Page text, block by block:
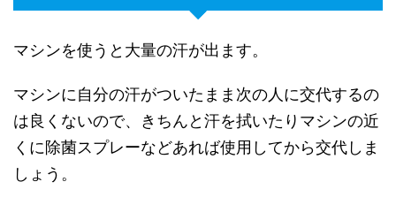
マシンを使うと大量の汗が出ます。
マシンに自分の汗がついたまま次の人に交代するの
は良くないので、きちんと汗を拭いたりマシンの近
くに除菌スプレーなどあれば使用してから交代しま
しょう。